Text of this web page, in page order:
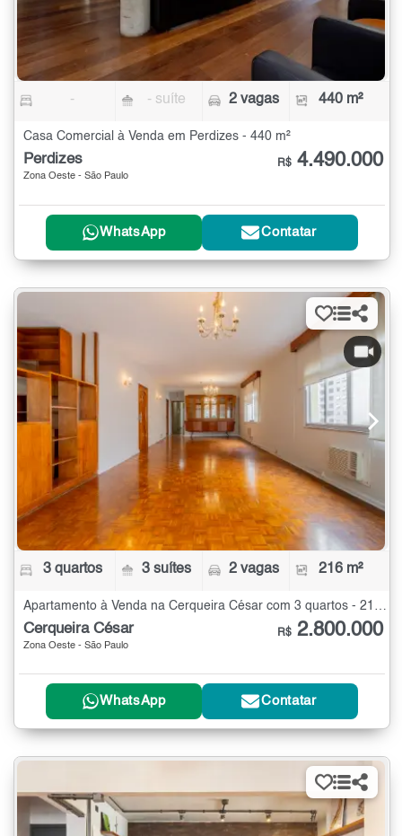
- - suíte 2 vagas 440 m²
Casa Comercial à Venda em Perdizes - 440 m²
Perdizes
Zona Oeste - São Paulo
R$ 4.490.000
WhatsApp Contatar
3 quartos 3 suítes 2 vagas 216 m²
Cerqueira César
Zona Oeste - São Paulo
R$ 2.800.000
WhatsApp Contatar